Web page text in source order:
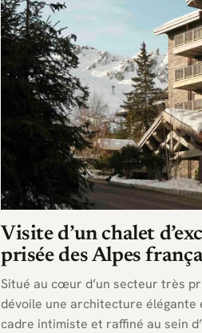
Visite d’un chalet
prisée des Alpes
Situé au cœur d’un secteur très
dévoile une architecture
cadre intimiste et raffiné au sein